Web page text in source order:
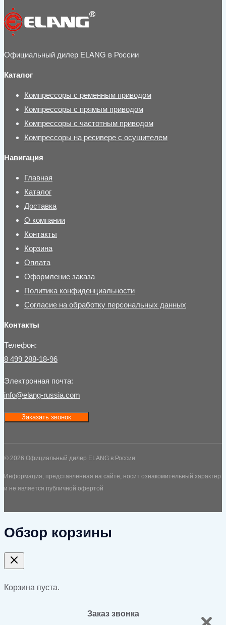
Официальный дилер ELANG в России
Каталог
Компрессоры с ременным приводом
Компрессоры с прямым приводом
Компрессоры с частотным приводом
Компрессоры на ресивере с осушителем
Навигация
Главная
Каталог
Доставка
О компании
Контакты
Корзина
Оплата
Оформление заказа
Политика конфиденциальности
Согласие на обработку персональных данных
Контакты
Телефон:
8 499 288-18-96
Электронная почта:
info@elang-russia.com
Заказать звонок
© 2026 Официальный дилер ELANG в России
Информация, представленная на сайте, носит ознакомительный характер
и не является публичной офертой
Обзор корзины
Корзина пуста.
Заказ звонка